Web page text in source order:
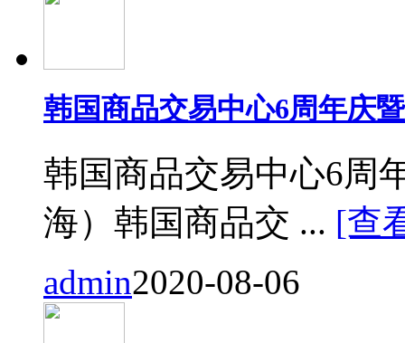
韩国商品交易中心6周年庆
韩国商品交易中心6周
海）韩国商品交 ... [查
admin2020-08-06